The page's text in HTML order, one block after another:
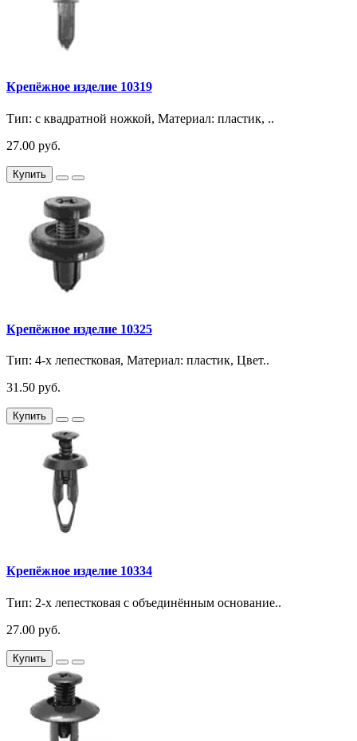
Крепёжное изделие 10319
Тип: с квадратной ножкой, Материал: пластик, ..
27.00 руб.
Купить
Крепёжное изделие 10325
Тип: 4-х лепестковая, Материал: пластик, Цвет..
31.50 руб.
Купить
Крепёжное изделие 10334
Тип: 2-х лепестковая с объединённым основание..
27.00 руб.
Купить